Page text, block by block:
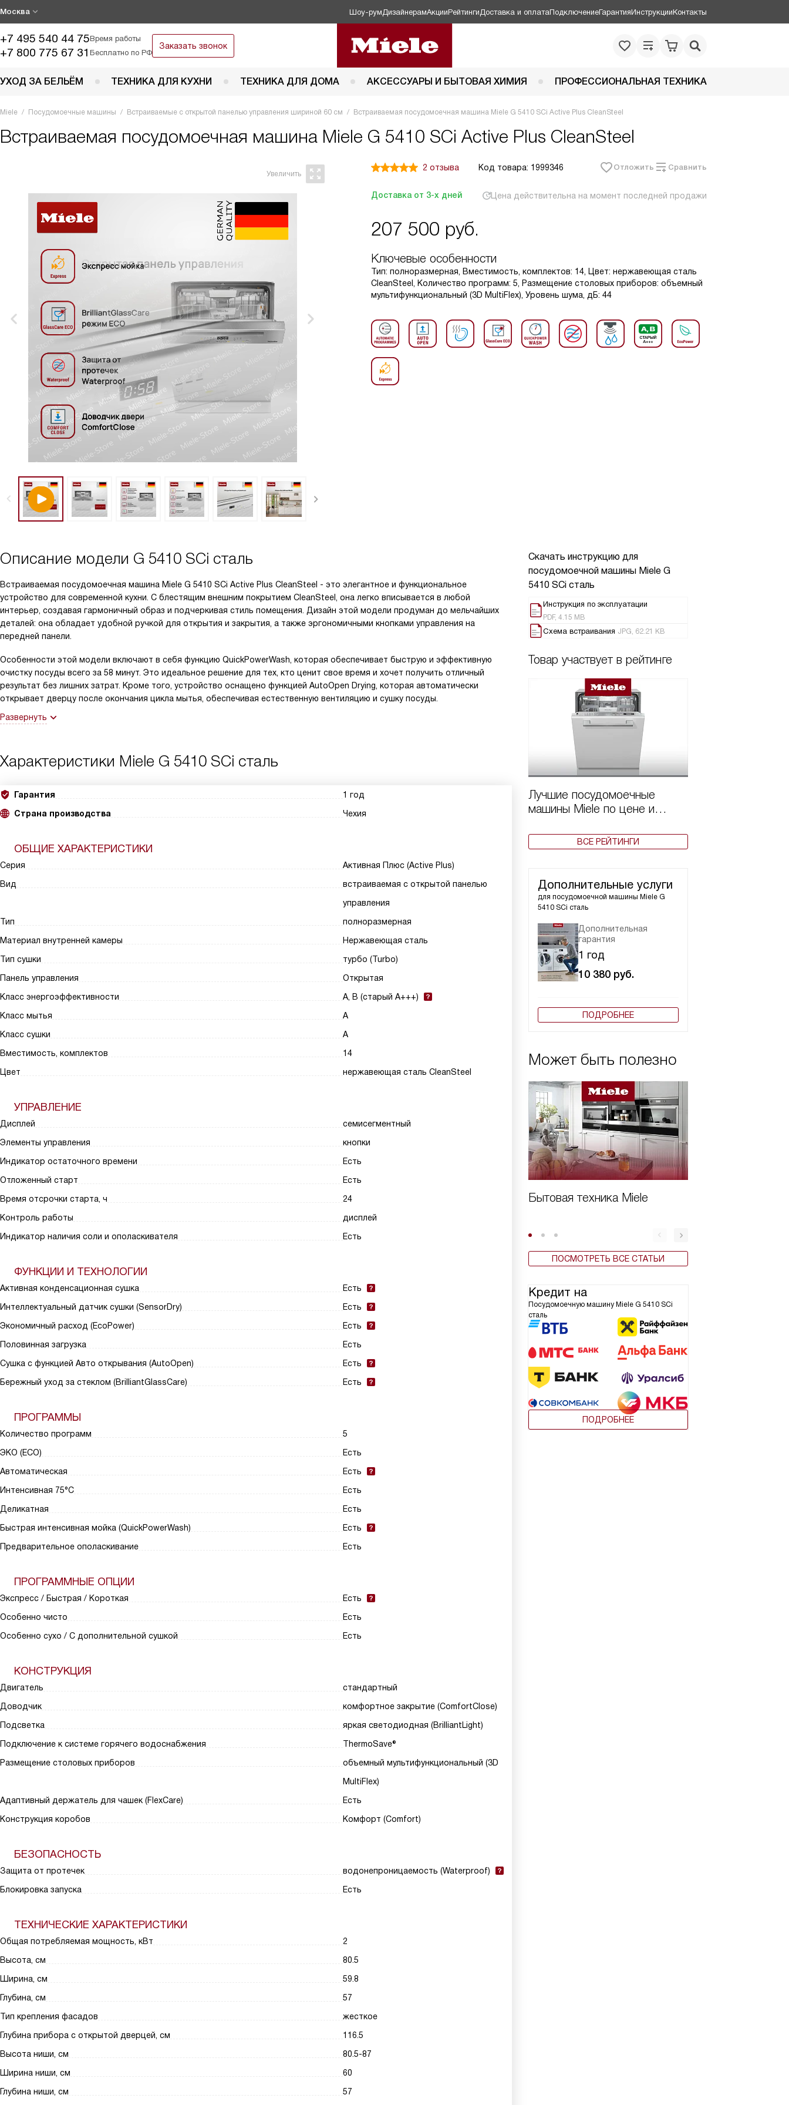
Москва Шоу-рум ДизайнерамАкцииРейтинги Доставка и оплатаПодключениеГарантияИнструкцииКонтакты
+7 495 540 44 75Время работы
+7 800 775 67 31 Бесплатно по РФ
Заказать звонок
УХОД ЗА БЕЛЬЁМ ТЕХНИКА ДЛЯ КУХНИ ТЕХНИКА ДЛЯ ДОМА АКСЕССУАРЫ И БЫТОВАЯ ХИМИЯ ПРОФЕССИОНАЛЬНАЯ ТЕХНИКА
Miele Посудомоечные машины Встраиваемые с открытой панелью управления шириной 60 см Встраиваемая посудомоечная машина Miele G 5410 SCi Active Plus CleanSteel
Встраиваемая посудомоечная машина Miele G 5410 SCi Active Plus CleanSteel
2 отзыва Код товара: 1999346 Отложить Сравнить
Доставка от 3-х дней Цена действительна на момент последней продажи
207 500 руб.
Ключевые особенности
Тип: полноразмерная, Вместимость, комплектов: 14, Цвет: нержавеющая сталь
CleanSteel, Количество программ: 5, Размещение столовых приборов: объемный
мультифункциональный (3D MultiFlex), Уровень шума, дБ: 44
Скачать инструкцию для
посудомоечной машины Miele G
5410 SCi сталь
Инструкция по эксплуатации
PDF, 4.15 MB
Схема встраивания JPG, 62.21 KB
Товар участвует в рейтинге
Лучшие посудомоечные
машины Miele по цене и
ВСЕ РЕЙТИНГИ
Дополнительные услуги
для посудомоечной машины Miele G
5410 SCi сталь
Дополнительная
гарантия
1 год
10 380 руб.
ПОДРОБНЕЕ
Может быть полезно
Бытовая техника Miele
ПОСМОТРЕТЬ ВСЕ СТАТЬИ
Кредит на
Посудомоечную машину Miele G 5410 SCi
сталь
ПОДРОБНЕЕ
Описание модели G 5410 SCi сталь
Встраиваемая посудомоечная машина Miele G 5410 SCi Active Plus CleanSteel - это элегантное и функциональное
устройство для современной кухни. С блестящим внешним покрытием CleanSteel, она легко вписывается в любой
интерьер, создавая гармоничный образ и подчеркивая стиль помещения. Дизайн этой модели продуман до мельчайших
деталей: она обладает удобной ручкой для открытия и закрытия, а также эргономичными кнопками управления на
передней панели.
Особенности этой модели включают в себя функцию QuickPowerWash, которая обеспечивает быструю и эффективную
очистку посуды всего за 58 минут. Это идеальное решение для тех, кто ценит свое время и хочет получить отличный
результат без лишних затрат. Кроме того, устройство оснащено функцией AutoOpen Drying, которая автоматически
открывает дверцу после окончания цикла мытья, обеспечивая естественную вентиляцию и сушку посуды.
Развернуть
Характеристики Miele G 5410 SCi сталь
Гарантия
1 год
Страна производства
Чехия
ОБЩИЕ ХАРАКТЕРИСТИКИ
Серия
Активная Плюс (Active Plus)
Вид
встраиваемая с открытой панелью
управления
Тип
полноразмерная
Материал внутренней камеры
Нержавеющая сталь
Тип сушки
турбо (Turbo)
Панель управления
Открытая
Класс энергоэффективности
A, B (старый A+++)
Класс мытья
A
Класс сушки
A
Вместимость, комплектов
14
Цвет
нержавеющая сталь CleanSteel
УПРАВЛЕНИЕ
Дисплей
семисегментный
Элементы управления
кнопки
Индикатор остаточного времени
Есть
Отложенный старт
Есть
Время отсрочки старта, ч
24
Контроль работы
дисплей
Индикатор наличия соли и ополаскивателя
Есть
ФУНКЦИИ И ТЕХНОЛОГИИ
Активная конденсационная сушка
Есть
Интеллектуальный датчик сушки (SensorDry)
Есть
Экономичный расход (EcoPower)
Есть
Половинная загрузка
Есть
Сушка с функцией Авто открывания (AutoOpen)
Есть
Бережный уход за стеклом (BrilliantGlassCare)
Есть
ПРОГРАММЫ
Количество программ
5
ЭКО (ECO)
Есть
Автоматическая
Есть
Интенсивная 75°С
Есть
Деликатная
Есть
Быстрая интенсивная мойка (QuickPowerWash)
Есть
Предварительное ополаскивание
Есть
ПРОГРАММНЫЕ ОПЦИИ
Экспресс / Быстрая / Короткая
Есть
Особенно чисто
Есть
Особенно сухо / С дополнительной сушкой
Есть
КОНСТРУКЦИЯ
Двигатель
стандартный
Доводчик
комфортное закрытие (ComfortClose)
Подсветка
яркая светодиодная (BrilliantLight)
Подключение к системе горячего водоснабжения
ThermoSave®
Размещение столовых приборов
объемный мультифункциональный (3D
MultiFlex)
Адаптивный держатель для чашек (FlexCare)
Есть
Конструкция коробов
Комфорт (Comfort)
БЕЗОПАСНОСТЬ
Защита от протечек
водонепроницаемость (Waterproof)
Блокировка запуска
Есть
ТЕХНИЧЕСКИЕ ХАРАКТЕРИСТИКИ
Общая потребляемая мощность, кВт
2
Высота, см
80.5
Ширина, см
59.8
Глубина, см
57
Тип крепления фасадов
жесткое
Глубина прибора с открытой дверцей, см
116.5
Высота ниши, см
80.5-87
Ширина ниши, см
60
Глубина ниши, см
57